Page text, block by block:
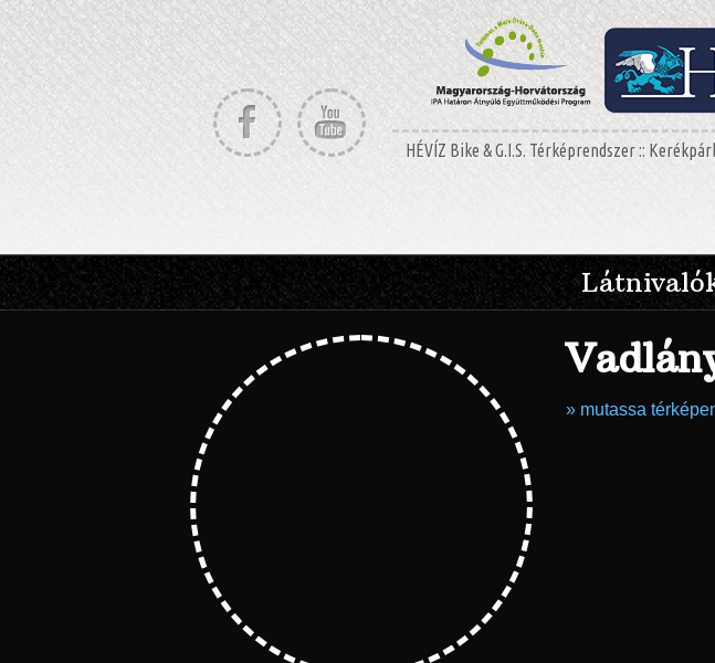
HÉVÍZ Bike & G.I.S. Térképrendszer ::
» mutassa